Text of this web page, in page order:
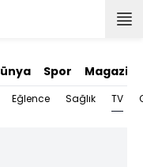
Spor Magazin
Eğlence Sağlık TV